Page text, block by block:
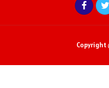
Copyright